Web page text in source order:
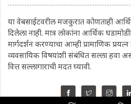
या वेबसाईटवरील मजकुरात कोणताही
दिलेला नाही. मात्र लोकांना आर्थिक
मार्गदर्शन करण्याचा आम्ही प्रामाणिक
व्यवसायिक विषयांशी संबंधित सल्ला
वित्त सल्लागाराची मदत घ्यावी.